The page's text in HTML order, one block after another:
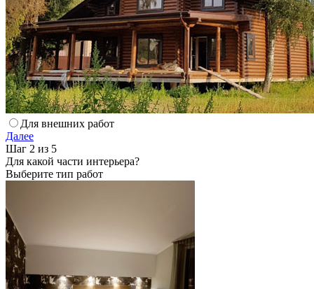
Для внешних работ
Далее
Шаг 2 из 5
Для какой части интерьера?
Выберите тип работ